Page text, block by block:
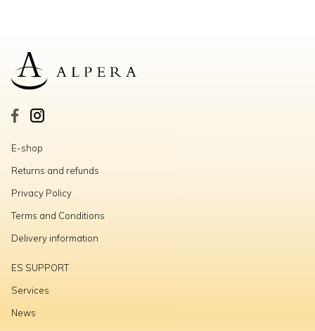
E-shop
Returns and refunds
Privacy Policy
Terms and Conditions
Delivery information
ES SUPPORT
Services
News